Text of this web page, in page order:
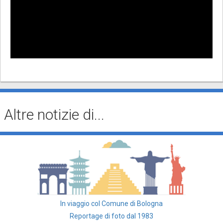
Altre notizie di...
In viaggio col Comune di Bologna
Reportage di foto dal 1983